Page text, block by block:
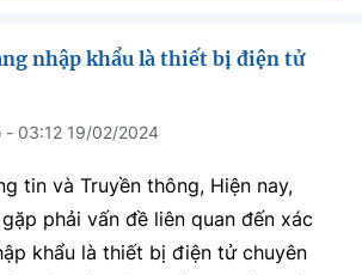
nhập khẩu là thiết bị điện tử
- 03:12 19/02/2024
tin và Truyền thông, Hiện nay,
phải vấn đề liên quan đến xác
khẩu là thiết bị điện tử chuyên